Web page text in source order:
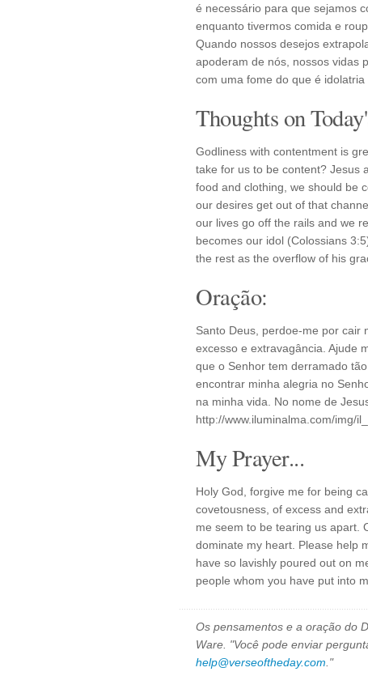
é necessário para que sejamos
enquanto tivermos comida e
Quando nossos desejos
apoderam de nós, nossos vidas
com uma fome do que é idolatria
Thoughts on
Godliness with contentment is
take for us to be content? Jesus
food and clothing, we should be
our desires get out of that
our lives go off the rails and we
becomes our idol (Colossians
the rest as the overflow of his
Oração:
Santo Deus, perdoe-me por cair
excesso e extravagância. Ajude
que o Senhor tem derramado
encontrar minha alegria no
na minha vida. No nome de
http://www.iluminalma.com/img/
My Prayer...
Holy God, forgive me for being
covetousness, of excess and
me seem to be tearing us apart.
dominate my heart. Please help
have so lavishly poured out on
people whom you have put into
Os pensamentos e a oração do
Ware. "Você pode enviar
help@verseoftheday.com ."